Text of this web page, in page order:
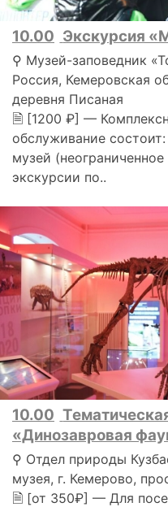
10.00 Экскурсия
⚲ Музей-заповедник
Россия, Кемеровская
деревня Писаная
🗎 [1200 ₽] —
обслуживание
музей
экскурсии по..
10.00
«Динозавровая
⚲ Отдел природы
музея, г. Кемерово,
🗎 [от 350₽] — Для